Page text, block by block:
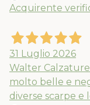
Acquirente
31 Luglio 2026
Walter
molto belle e
diverse scarpe e